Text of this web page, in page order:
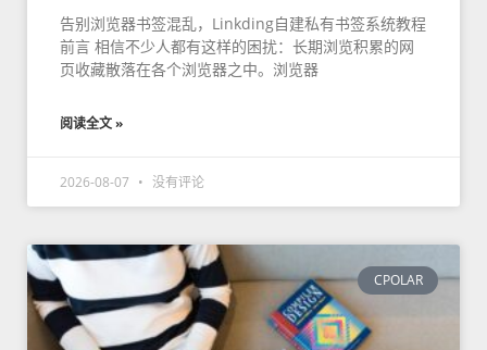
告别浏览器书签混乱，Linkding自建私有书签系统教程
前言 相信不少人都有这样的困扰：长期浏览积累的网
页收藏散落在各个浏览器之中。浏览器
阅读全文 »
2026-08-07 没有评论
CPOLAR